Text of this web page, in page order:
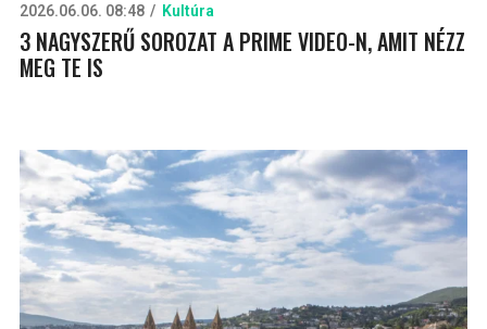
2026.06.06. 08:48 Kultúra
3 NAGYSZERŰ SOROZAT A PRIME VIDEO-N, AMIT NÉZZ
MEG TE IS